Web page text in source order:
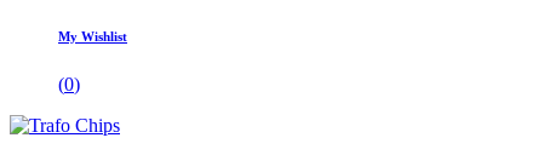
My Wishlist
(0)